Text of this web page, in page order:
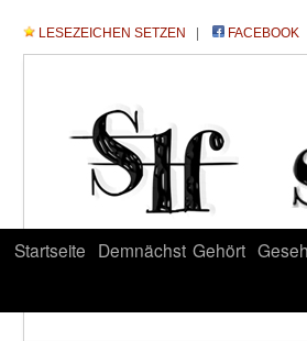
LESEZEICHEN SETZEN FACEBOOK
Startseite Demnächst Gehört